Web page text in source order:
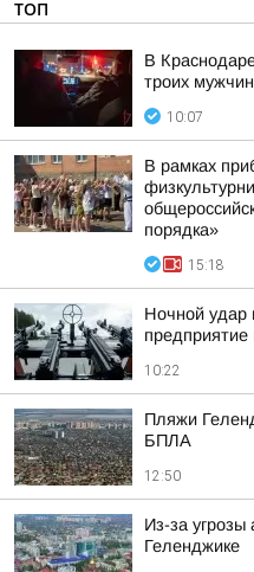
ТОП
В
троих
10:07
В рамках
порядка»
15:18
Ночной удар
предприятие
10:22
Пляжи
БПЛА
12:50
Из-за
Геленджике